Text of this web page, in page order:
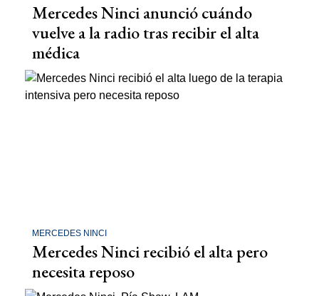
Mercedes Ninci anunció cuándo
vuelve a la radio tras recibir el alta
médica
MERCEDES NINCI
Mercedes Ninci recibió el alta pero
necesita reposo